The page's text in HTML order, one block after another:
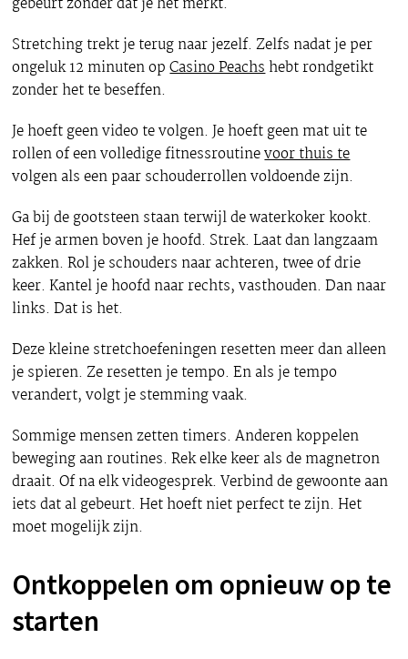
Stretching trekt je terug naar jezelf. Zelfs nadat je per
ongeluk 12 minuten opCasino Peachshebt rondgetikt
zonder het te beseffen.
Je hoeft geen video te volgen. Je hoeft geen mat uit te
rollen of een volledige fitnessroutinevoor thuis te
volgen als een paar schouderrollen voldoende zijn.
Ga bij de gootsteen staan terwijl de waterkoker kookt.
Hef je armen boven je hoofd. Strek. Laat dan langzaam
zakken. Rol je schouders naar achteren, twee of drie
keer. Kantel je hoofd naar rechts, vasthouden. Dan naar
links. Dat is het.
Deze kleine stretchoefeningen resetten meer dan alleen
je spieren. Ze resetten je tempo. En als je tempo
verandert, volgt je stemming vaak.
Sommige mensen zetten timers. Anderen koppelen
beweging aan routines. Rek elke keer als de magnetron
draait. Of na elk videogesprek. Verbind de gewoonte aan
iets dat al gebeurt. Het hoeft niet perfect te zijn. Het
moet mogelijk zijn.
Ontkoppelen om opnieuw op te
starten